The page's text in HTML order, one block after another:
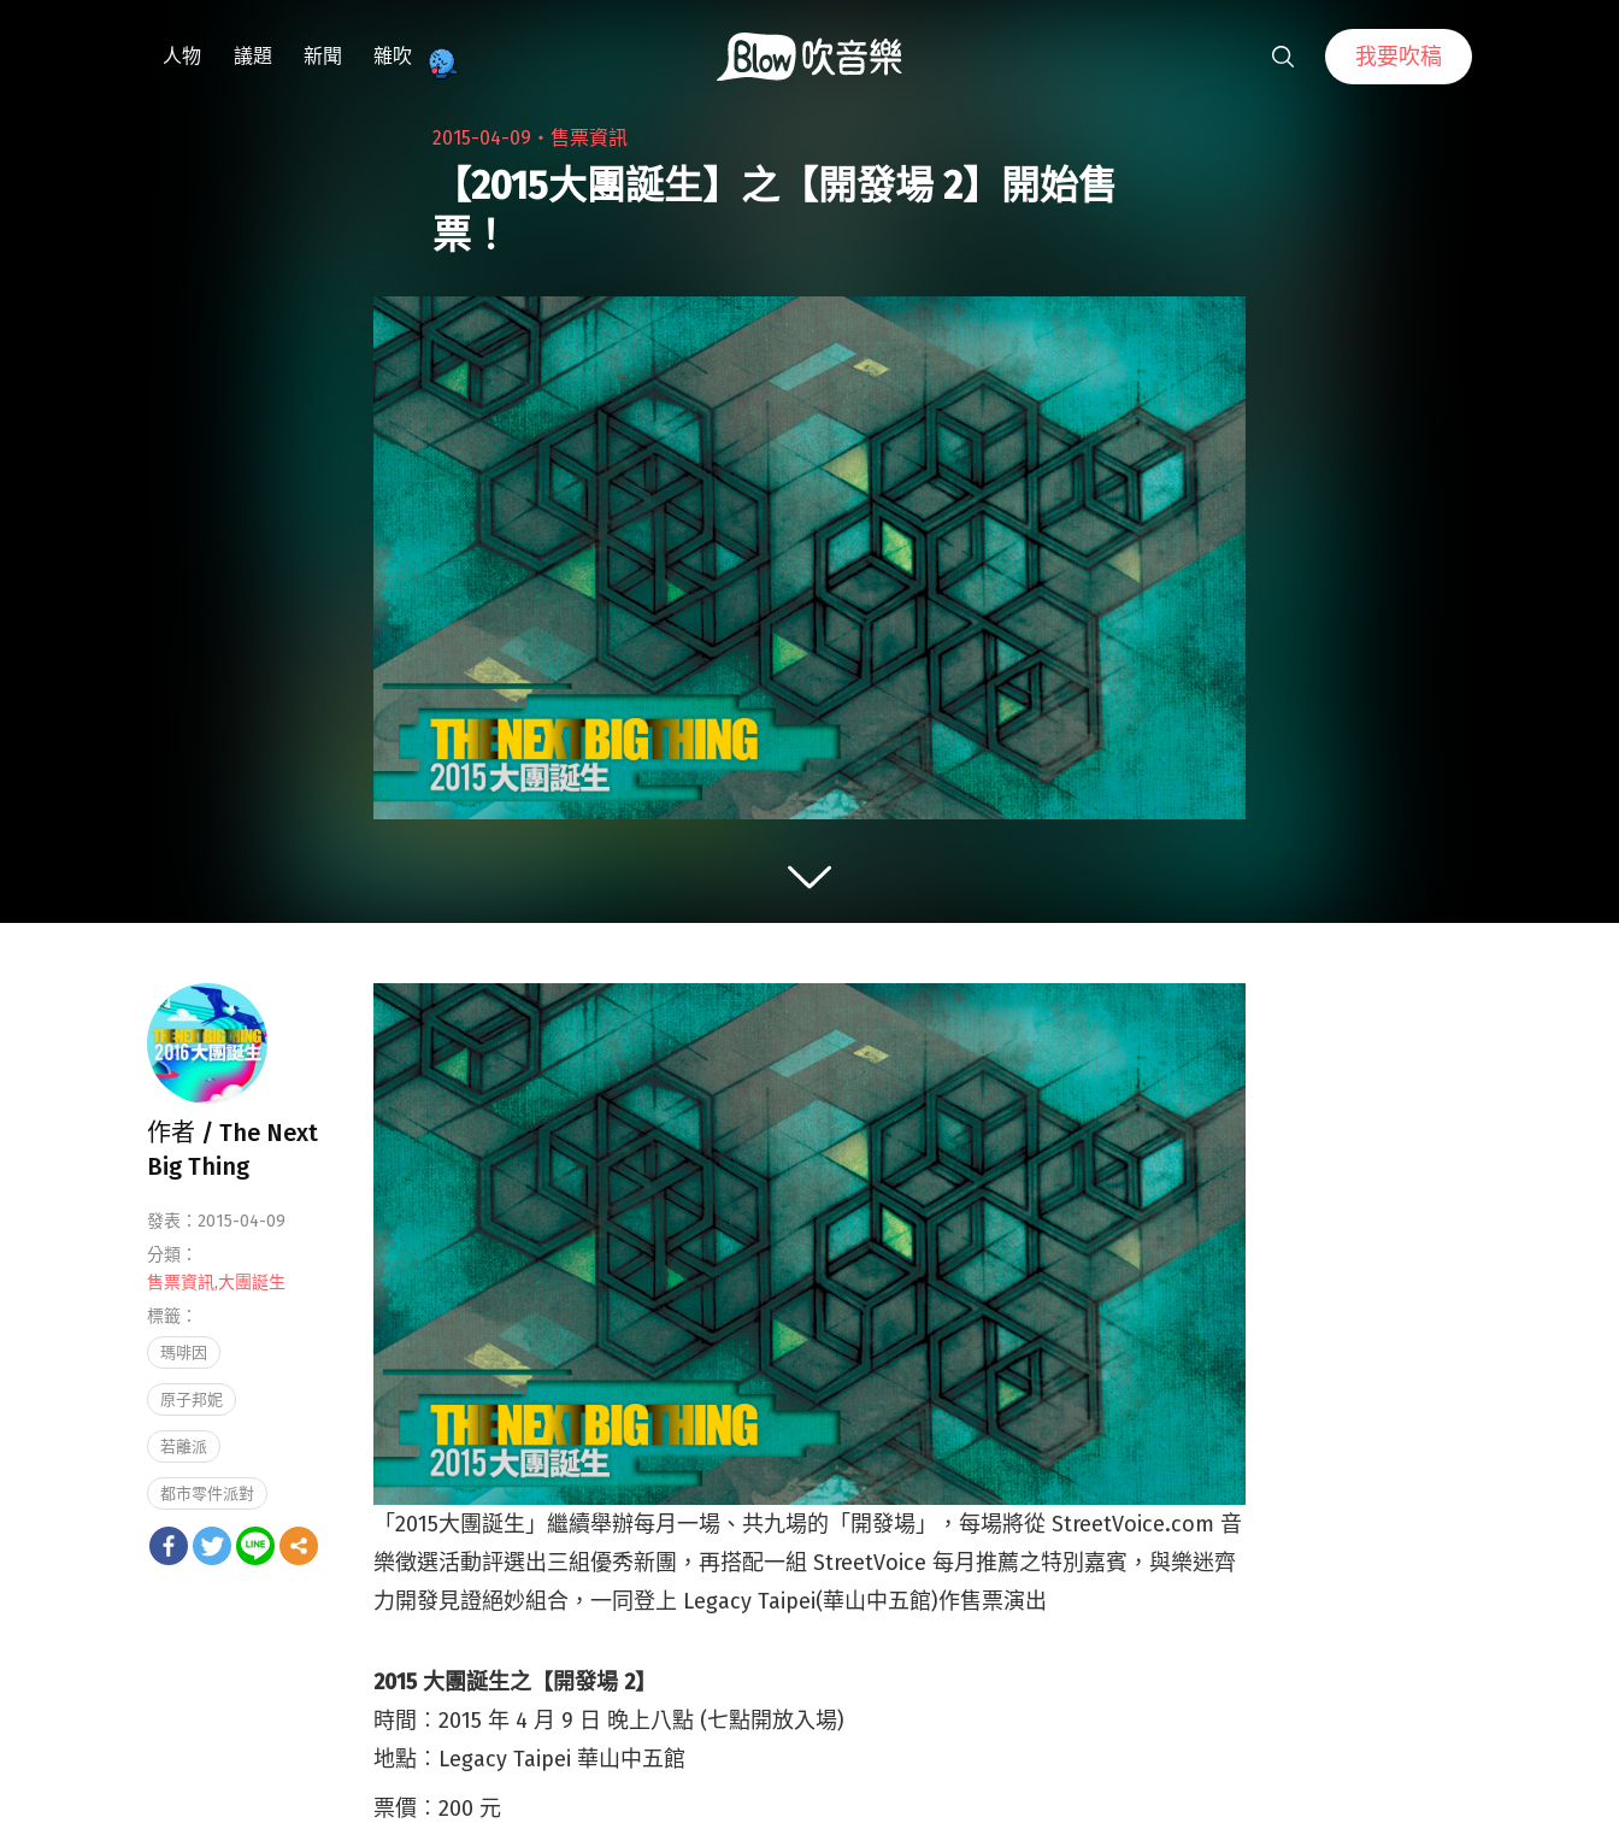
人物 議題 新聞 雜吹 我要吹稿
2015-04-09・售票資訊
【2015大團誕生】之【開發場 2】開始售
票！
「2015大團誕生」繼續舉辦每月一場、共九場的「開發場」，每場將從 StreetVoice.com 音
樂徵選活動評選出三組優秀新團，再搭配一組 StreetVoice 每月推薦之特別嘉賓，與樂迷齊
力開發見證絕妙組合，一同登上 Legacy Taipei(華山中五館)作售票演出
2015 大團誕生之【開發場 2】
時間︰2015 年 4 月 9 日 晚上八點 (七點開放入場)
地點︰Legacy Taipei 華山中五館
票價︰200 元
作者 / The Next
Big Thing
發表：2015-04-09
分類：
售票資訊,大團誕生
標籤：
瑪啡因
原子邦妮
若離派
都市零件派對